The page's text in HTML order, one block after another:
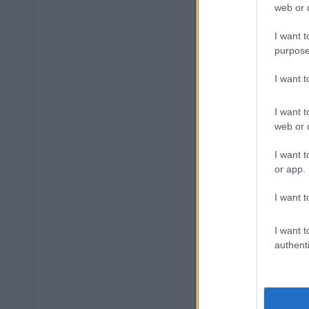
web or
I want
I want
I want
web or
I want
or app.
I want
I want
ΥΠΕΣ:
διαμονή,